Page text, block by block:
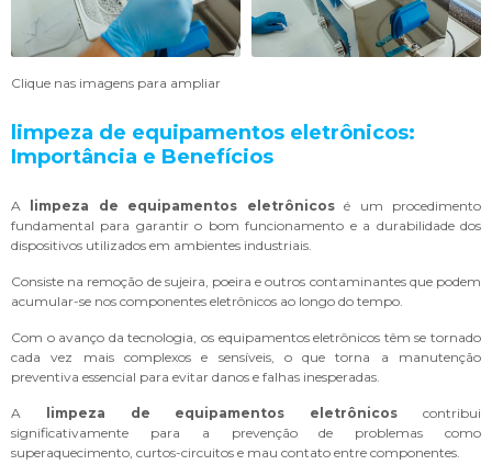
Clique nas imagens para ampliar
limpeza de equipamentos eletrônicos:
Importância e Benefícios
A limpeza de equipamentos eletrônicosé um procedimento
fundamental para garantir o bom funcionamento e a durabilidade dos
dispositivos utilizados em ambientes industriais.
Consiste na remoção de sujeira, poeira e outros contaminantes que podem
acumular-se nos componentes eletrônicos ao longo do tempo.
Com o avanço da tecnologia, os equipamentos eletrônicos têm se tornado
cada vez mais complexos e sensíveis, o que torna a manutenção
preventiva essencial para evitar danos e falhas inesperadas.
A limpeza de equipamentos eletrônicos contribui
significativamente para a prevenção de problemas como
superaquecimento, curtos-circuitos e mau contato entre componentes.